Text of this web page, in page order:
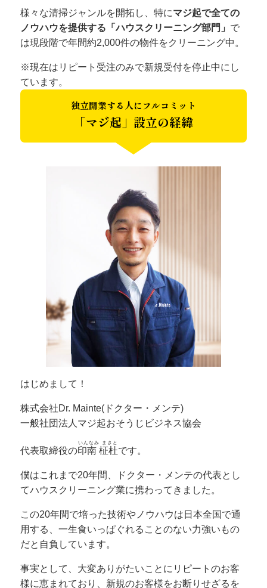
様々な清掃ジャンルを開拓し、特にマジ起で全ての
ノウハウを提供する「ハウスクリーニング部門」 で
は現段階で年間約2,000件の物件をクリーニング中。
※現在はリピート受注のみで新規受付を停止中にし
ています。
独立開業する人にフルコミット
「マジ起」設立の経緯
はじめまして！
株式会社Dr. Mainte(ドクター・メンテ)
一般社団法人マジ起おそうじビジネス協会
代表取締役の印南 柾杜
いんなみ まさと
です。
僕はこれまで20年間、ドクター・メンテの代表とし
てハウスクリーニング業に携わってきました。
この20年間で培った技術やノウハウは日本全国で通
用する、一生食いっぱぐれることのない力強いもの
だと自負しています。
事実として、大変ありがたいことにリピートのお客
様に恵まれており、新規のお客様をお断りせざるを